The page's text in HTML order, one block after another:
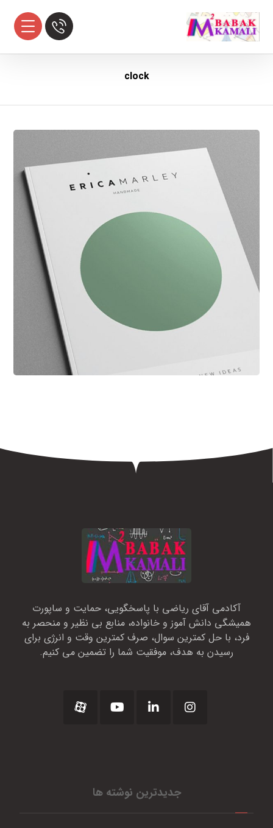
clock
آکادمی آقای ریاضی با پاسخگویی، حمایت و ساپورت
همیشگی دانش آموز و خانواده، منابع بی نظیر و منحصر به
فرد، با حل کمترین سوال، صرف کمترین وقت و انرژی برای
رسیدن به هدف، موفقیت شما را تضمین می کنیم.
جدیدترین نوشته ها